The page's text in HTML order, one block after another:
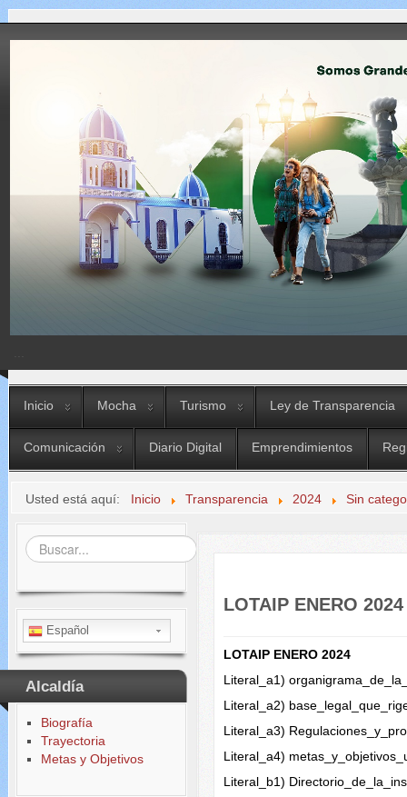
Inicio Mocha Turismo Ley de Transparencia
Comunicación Diario Digital Emprendimientos
Usted está aquí: Inicio Transparencia 2024 Sin
Buscar...
Español
Alcaldía
Biografía
Trayectoria
Metas y Objetivos
LOTAIP ENERO 2024
LOTAIP ENERO 2024
Literal_a1)
Literal_a2)
Literal_a3)
Literal_a4)
Literal_b1)